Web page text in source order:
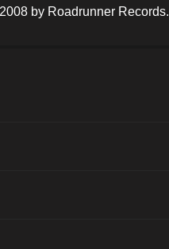
by Roadrunner Records.